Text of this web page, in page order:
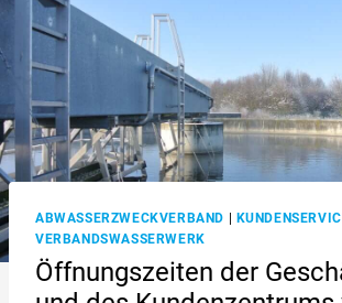
ABWASSERZWECKVERBAND |
VERBANDSWASSERWERK
Öffnungszeiten der